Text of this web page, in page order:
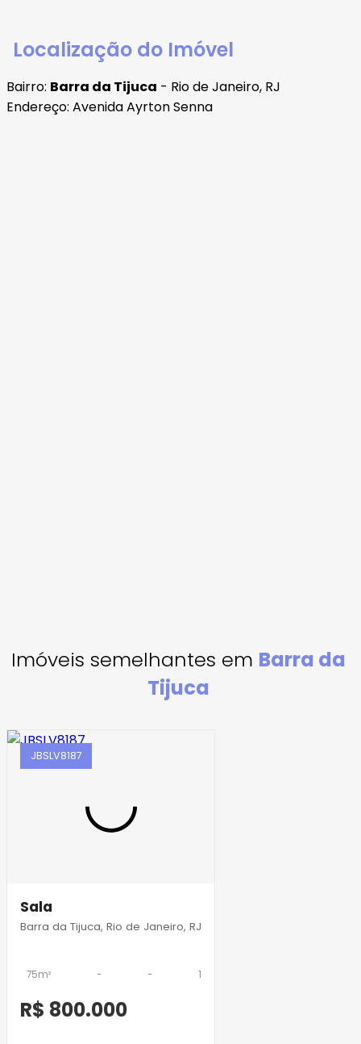
Localização do Imóvel
Bairro: Barra da Tijuca - Rio de Janeiro, RJ
Endereço: Avenida Ayrton Senna
Imóveis semelhantes em Barra da
Tijuca
JBSLV8187
Sala
Barra da Tijuca, Rio de Janeiro, RJ
75m² - - 1
R$ 800.000